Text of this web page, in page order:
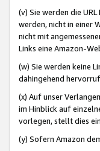
(v) Sie werden die
werden, nicht in einer
nicht mit
Links eine Amazon-
(w) Sie werden keine
dahingehend
(x) Auf unser
im Hinblick auf
vorlegen, stellt dies
(y) Sofern Amazon